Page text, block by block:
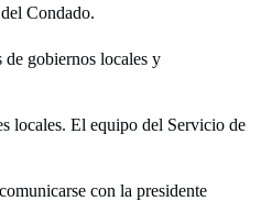
Condado.
de gobiernos locales y
locales. El equipo del Servicio de
con la presidente